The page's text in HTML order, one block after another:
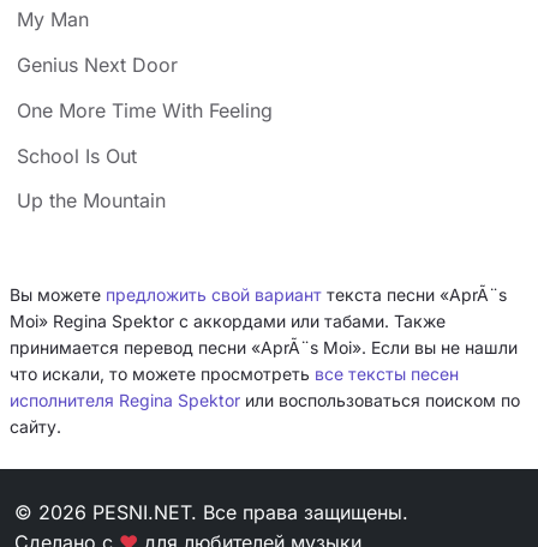
My Man
Genius Next Door
One More Time With Feeling
School Is Out
Up the Mountain
Вы можете предложить свой вариант текста песни «AprÃ¨s
Moi» Regina Spektor с аккордами или табами. Также
принимается перевод песни «AprÃ¨s Moi». Если вы не нашли
что искали, то можете просмотреть все тексты песен
исполнителя Regina Spektor или воспользоваться поиском по
сайту.
© 2026 PESNI.NET. Все права защищены.
Сделано с ❤ для любителей музыки